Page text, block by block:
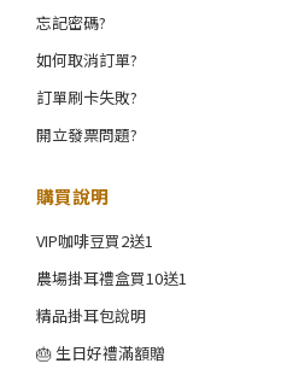
忘記密碼?
如何取消訂單?
訂單刷卡失敗?
開立發票問題?
購買說明
VIP咖啡豆買2送1
農場掛耳禮盒買10送1
精品掛耳包說明
🎂 生日好禮滿額贈